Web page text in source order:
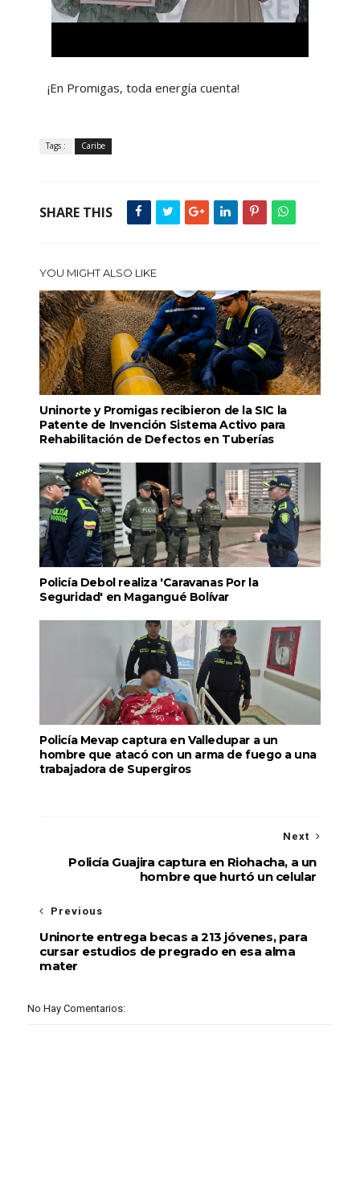
¡En Promigas, toda energía cuenta!
Tags : Caribe
SHARE THIS
YOU MIGHT ALSO LIKE
Uninorte y Promigas recibieron de la SIC la
Patente de Invención Sistema Activo para
Rehabilitación de Defectos en Tuberías
Policía Debol realiza 'Caravanas Por la
Seguridad' en Magangué Bolívar
Policía Mevap captura en Valledupar a un
hombre que atacó con un arma de fuego a una
trabajadora de Supergiros
Next
Policía Guajira captura en Riohacha, a un
hombre que hurtó un celular
Previous
Uninorte entrega becas a 213 jóvenes, para
cursar estudios de pregrado en esa alma
mater
No Hay Comentarios: